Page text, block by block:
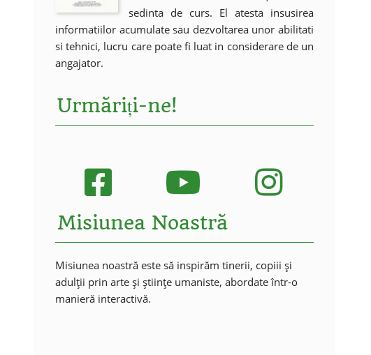
sedinta de curs. El atesta insusirea
informatiilor acumulate sau dezvoltarea unor abilitati
si tehnici, lucru care poate fi luat in considerare de un
angajator.
Urmăriți-ne!
Misiunea Noastră
Misiunea noastră este să inspirăm tinerii, copiii și
adulții prin arte și științe umaniste, abordate într-o
manieră interactivă.